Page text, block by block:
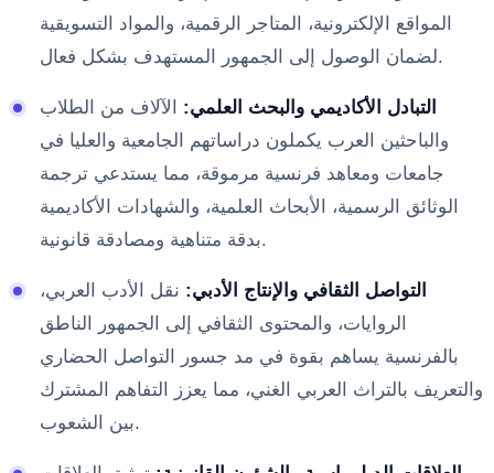
المواقع الإلكترونية، المتاجر الرقمية، والمواد التسويقية
لضمان الوصول إلى الجمهور المستهدف بشكل فعال.
التبادل الأكاديمي والبحث العلمي: الآلاف من الطلاب
والباحثين العرب يكملون دراساتهم الجامعية والعليا في
جامعات ومعاهد فرنسية مرموقة، مما يستدعي ترجمة
الوثائق الرسمية، الأبحاث العلمية، والشهادات الأكاديمية
بدقة متناهية ومصادقة قانونية.
التواصل الثقافي والإنتاج الأدبي: نقل الأدب العربي،
الروايات، والمحتوى الثقافي إلى الجمهور الناطق
بالفرنسية يساهم بقوة في مد جسور التواصل الحضاري
والتعريف بالتراث العربي الغني، مما يعزز التفاهم المشترك
بين الشعوب.